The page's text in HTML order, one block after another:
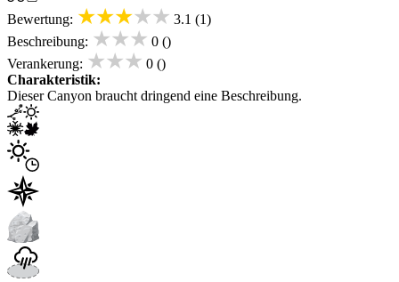
Bewertung: ★★★★★ 3.1 (1)
Beschreibung: ★★★ 0 ()
Verankerung: ★★★ 0 ()
Charakteristik:
Dieser Canyon braucht dringend eine Beschreibung.